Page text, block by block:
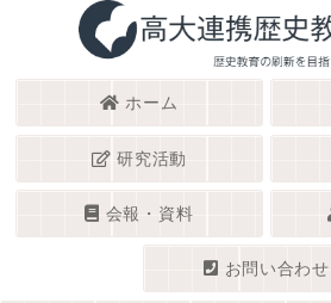
ホーム
研究活動
会報・資料
お問い合わせ